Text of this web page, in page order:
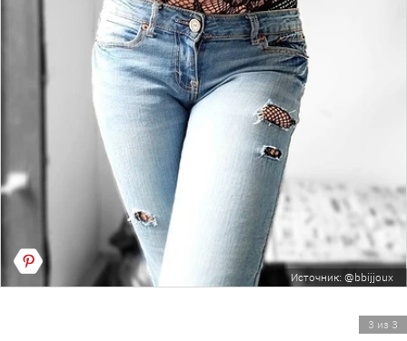
Источник: @bbijjoux
3 из 3